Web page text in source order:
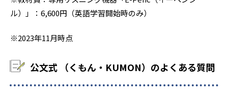
ル）」：6,600円（英語学習開始時のみ）
※2023年11月時点
公文式 （くもん・KUMON）のよくある質問